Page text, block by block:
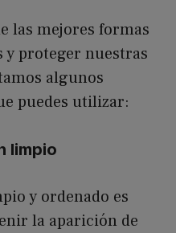
las mejores formas
proteger nuestras
algunos
puedes utilizar:
limpio
y ordenado es
la aparición de